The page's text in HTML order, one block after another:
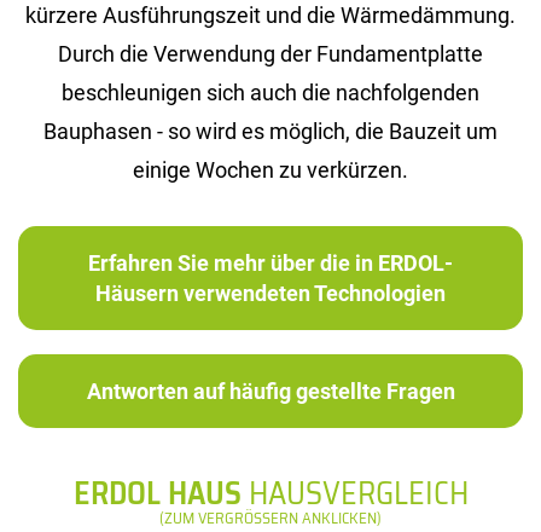
kürzere Ausführungszeit und die Wärmedämmung.
Durch die Verwendung der Fundamentplatte
beschleunigen sich auch die nachfolgenden
Bauphasen - so wird es möglich, die Bauzeit um
einige Wochen zu verkürzen.
Erfahren Sie mehr über die in ERDOL-
Häusern verwendeten Technologien
Antworten auf häufig gestellte Fragen
ERDOL HAUS HAUSVERGLEICH
(ZUM VERGRÖSSERN ANKLICKEN)